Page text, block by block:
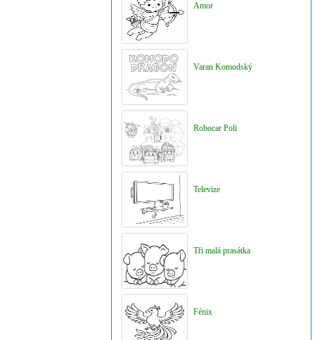
Amor
Varan Komodský
Robocar Poli
Televize
Tři malá prasátka
Fénix